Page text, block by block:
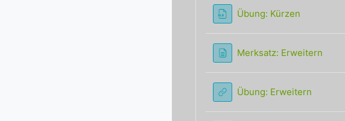
Übung: Kürzen
Merksatz: Erweitern
Übung: Erweitern